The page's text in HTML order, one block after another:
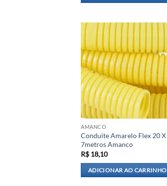
AMANCO
Conduite Amarelo Flex 20 X
7metros Amanco
R$ 18,10
ADICIONAR AO CARRINHO